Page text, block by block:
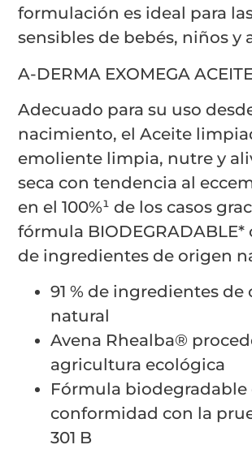
formulación es ideal para
sensibles de bebés, niños y
A-DERMA EXOMEGA
Adecuado para su uso
nacimiento, el Aceite
emoliente limpia, nutre y
seca con tendencia al
en el 100%¹ de los casos
fórmula BIODEGRADABLE*
de ingredientes de origen
91 % de ingredientes de
natural
Avena Rhealba®
agricultura ecológica
Fórmula biodegradable
conformidad con la
301 B